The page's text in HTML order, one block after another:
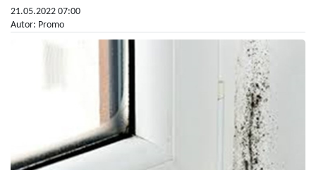
21.05.2022 07:00
Autor: Promo